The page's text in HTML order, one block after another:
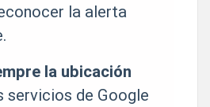
la alerta
la ubicación
servicios de Google